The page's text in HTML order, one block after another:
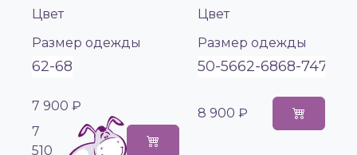
Цвет
Размер одежды
62-68
7 900 ₽
7
510
Цвет
Размер одежды
50-5662-6868-7474-
8 900 ₽